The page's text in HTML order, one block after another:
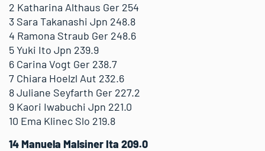
2 Katharina Althaus Ger 254
3 Sara Takanashi Jpn 248.8
4 Ramona Straub Ger 248.6
5 Yuki Ito Jpn 239.9
6 Carina Vogt Ger 238.7
7 Chiara Hoelzl Aut 232.6
8 Juliane Seyfarth Ger 227.2
9 Kaori Iwabuchi Jpn 221.0
10 Ema Klinec Slo 219.8
14 Manuela Malsiner Ita 209.0